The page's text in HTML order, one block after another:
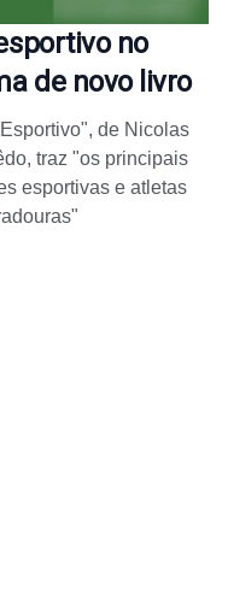
no
de novo livro
de Nicolas
traz "os principais
esportivas e atletas